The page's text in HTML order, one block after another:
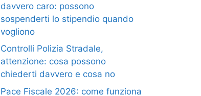
davvero caro: possono
sospenderti lo stipendio quando
vogliono
Controlli Polizia Stradale,
attenzione: cosa possono
chiederti davvero e cosa no
Pace Fiscale 2026: come funziona